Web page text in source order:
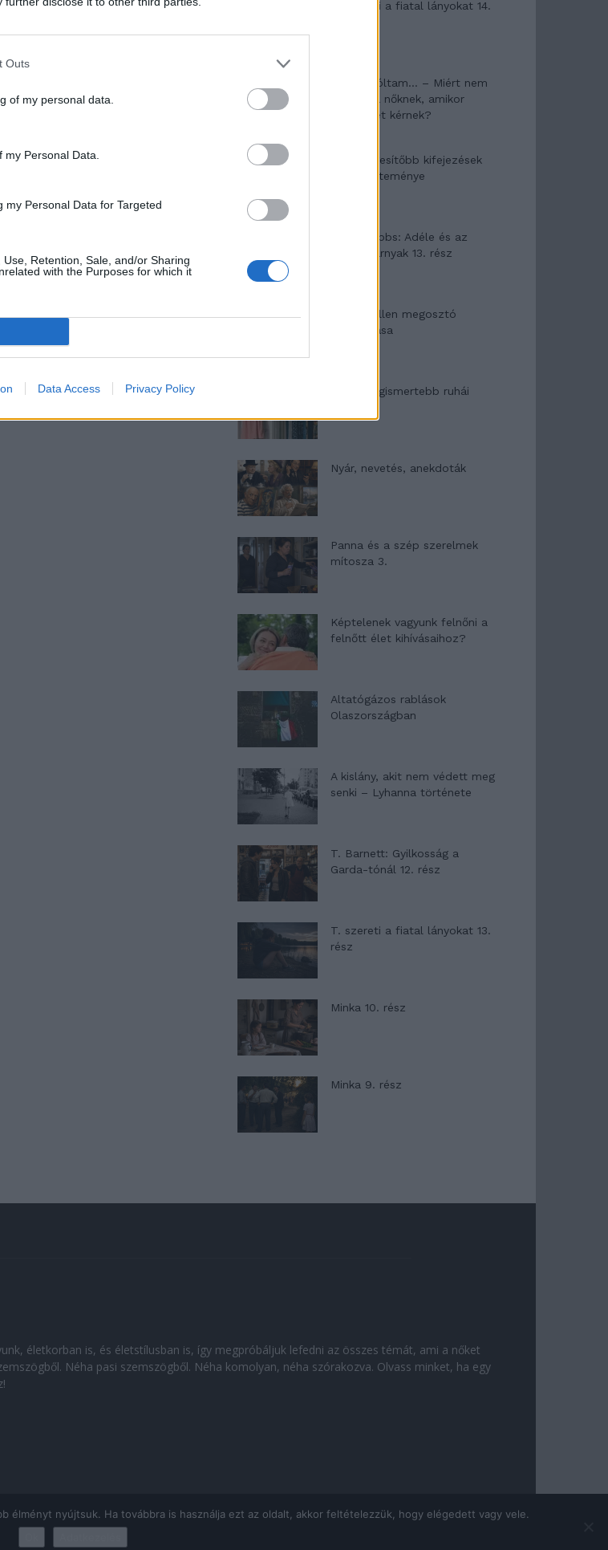
Outs
of my personal data.
Personal Data.
Personal Data for Targeted
Retention, Sale, and/or Sharing
with the Purposes for which it
Data Access Privacy Policy
T. szereti a fiatal lányokat 14.
Pedig szóltam… – Miért nem
hiszünk a nőknek, amikor
segítséget kérnek?
A legidegesítőbb kifejezések
laza gyűjteménye
Elyna Robbs: Adéle és az
örökölt árnyak 13. rész
Woody Allen megosztó
zsenialitása
A világ legismertebb ruhái
Nyár, nevetés, anekdoták
Panna és a szép szerelmek
mítosza 3.
Képtelenek vagyunk felnőni a
felnőtt élet kihívásaihoz?
Altatógázos rablások
Olaszországban
A kislány, akit nem védett meg
senki – Lyhanna története
T. Barnett: Gyilkosság a
Garda-tónál 12. rész
T. szereti a fiatal lányokat 13.
rész
Minka 10. rész
Minka 9. rész
életkorban is, és életstílusban is, így megpróbáljuk lefedni az összes témát, ami a nőket
Néha pasi szemszögből. Néha komolyan, néha szórakozva. Olvass minket, ha egy
élményt nyújtsuk. Ha továbbra is használja ezt az oldalt, akkor feltételezzük, hogy elégedett vagy vele.